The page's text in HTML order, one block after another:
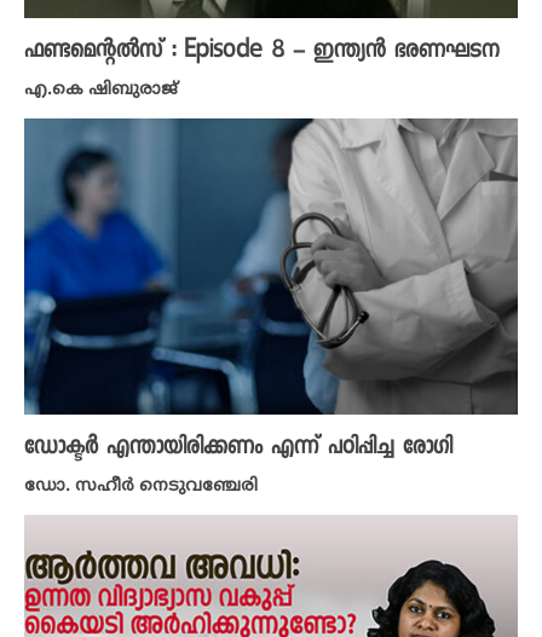
ഫണ്ടമെന്റൽസ് : Episode 8 – ഇന്ത്യൻ ഭരണഘടന
എ.കെ ഷിബുരാജ്
ഡോക്ടർ എന്തായിരിക്കണം എന്ന് പഠിപ്പിച്ച രോഗി
ഡോ. സഹീർ നെടുവഞ്ചേരി